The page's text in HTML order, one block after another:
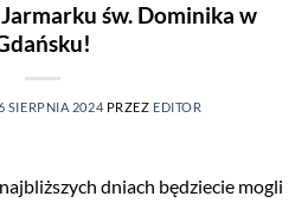
św. Dominika w
SIERPNIA 2024 PRZEZ EDITOR
dniach będziecie mogli